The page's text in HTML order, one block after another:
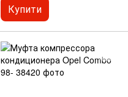
Купити